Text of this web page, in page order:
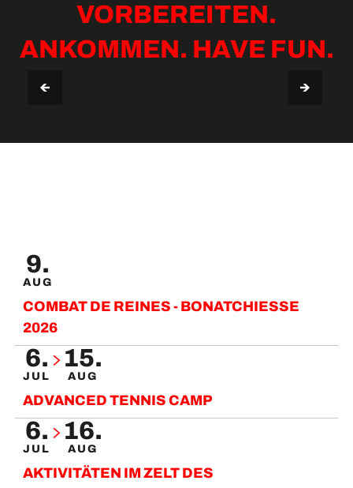
VORBEREITEN.
ANKOMMEN. HAVE FUN.
TIPPS & NÜTZLICHE INFOS
9.
AUG
COMBAT DE REINES - BONATCHIESSE
2026
6.
JUL
15.
AUG
ADVANCED TENNIS CAMP
6.
JUL
16.
AUG
AKTIVITÄTEN IM ZELT DES